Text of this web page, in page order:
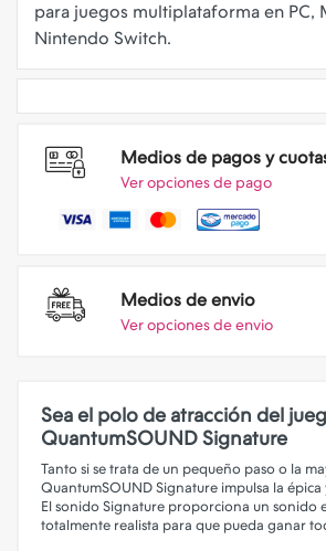
para juegos multiplataforma en PC,
Medios de pagos y
Ver opciones de pago
Medios de envio
Ver opciones de envio
Sea el polo de atracción del
QuantumSOUND Signature
Tanto si se trata de un pequeño paso o la
QuantumSOUND Signature impulsa la
El sonido Signature proporciona un sonido
totalmente realista para que pueda ganar